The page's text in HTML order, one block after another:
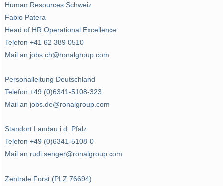
Human Resources Schweiz
Fabio Patera
Head of HR Operational Excellence
Telefon +41 62 389 0510
Mail an jobs.ch@ronalgroup.com
Personalleitung Deutschland
Telefon +49 (0)6341-5108-323
Mail an jobs.de@ronalgroup.com
Standort Landau i.d. Pfalz
Telefon +49 (0)6341-5108-0
Mail an rudi.senger@ronalgroup.com
Zentrale Forst (PLZ 76694)